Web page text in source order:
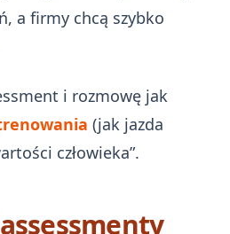
a firmy chcą szybko
i rozmowę jak
(jak jazda
człowieka”.